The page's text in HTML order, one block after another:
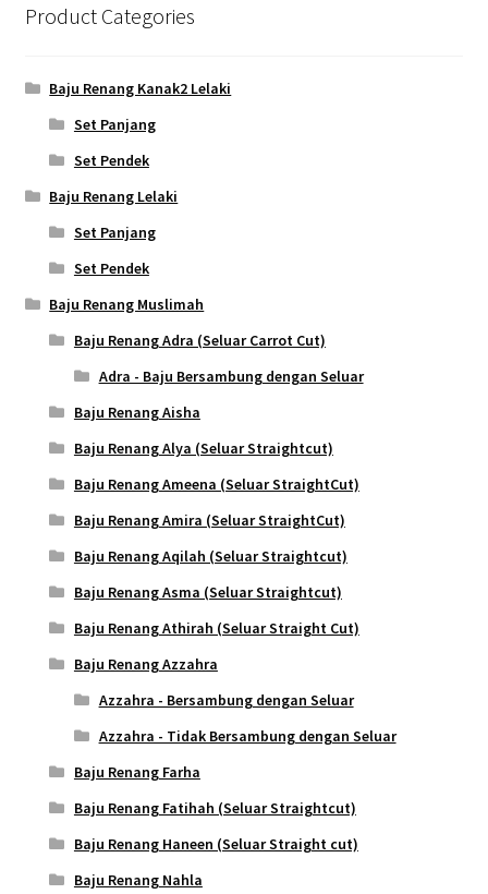
Product Categories
Baju Renang Kanak2 Lelaki
Set Panjang
Set Pendek
Baju Renang Lelaki
Set Panjang
Set Pendek
Baju Renang Muslimah
Baju Renang Adra (Seluar Carrot Cut)
Adra - Baju Bersambung dengan Seluar
Baju Renang Aisha
Baju Renang Alya (Seluar Straightcut)
Baju Renang Ameena (Seluar StraightCut)
Baju Renang Amira (Seluar StraightCut)
Baju Renang Aqilah (Seluar Straightcut)
Baju Renang Asma (Seluar Straightcut)
Baju Renang Athirah (Seluar Straight Cut)
Baju Renang Azzahra
Azzahra - Bersambung dengan Seluar
Azzahra - Tidak Bersambung dengan Seluar
Baju Renang Farha
Baju Renang Fatihah (Seluar Straightcut)
Baju Renang Haneen (Seluar Straight cut)
Baju Renang Nahla